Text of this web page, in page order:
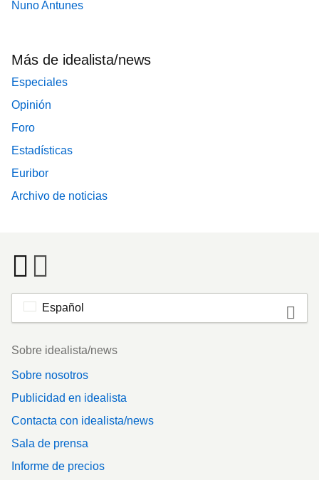
Nuno Antunes
Más de idealista/news
Especiales
Opinión
Foro
Estadísticas
Euribor
Archivo de noticias
Español
Footer
Sobre idealista/news
Sobre nosotros
Publicidad en idealista
Contacta con idealista/news
Sala de prensa
Informe de precios